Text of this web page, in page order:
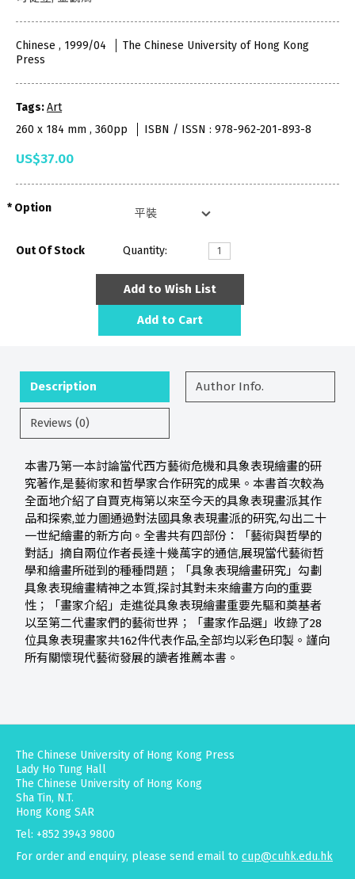
Chinese , 1999/04
The Chinese University of Hong Kong
Press
Tags:Art
260 x 184 mm , 360pp
ISBN / ISSN : 978-962-201-893-8
US$37.00
Option
Out Of Stock Quantity:
Add to Wish List
Add to Cart
Description Author Info.
Reviews (0)
本書乃第一本討論當代西方藝術危機和具象表現繪畫的研
究著作,是藝術家和哲學家合作研究的成果。本書首次較為
全面地介紹了自賈克梅第以來至今天的具象表現畫派其作
品和探索,並力圖通過對法國具象表現畫派的研究,勾出二十
一世紀繪畫的新方向。全書共有四部份：「藝術與哲學的
對話」摘自兩位作者長達十幾萬字的通信,展現當代藝術哲
學和繪畫所碰到的種種問題；「具象表現繪畫研究」勾劃
具象表現繪畫精神之本質,探討其對未來繪畫方向的重要
性；「畫家介紹」走進從具象表現繪畫重要先驅和奠基者
以至第二代畫家們的藝術世界；「畫家作品選」收錄了28
位具象表現畫家共162件代表作品,全部均以彩色印製。謹向
所有關懷現代藝術發展的讀者推薦本書。
The Chinese University of Hong Kong Press
Lady Ho Tung Hall
The Chinese University of Hong Kong
Sha Tin, N.T.
Hong Kong SAR
Tel: +852 3943 9800
For order and enquiry, please send email to cup@cuhk.edu.hk